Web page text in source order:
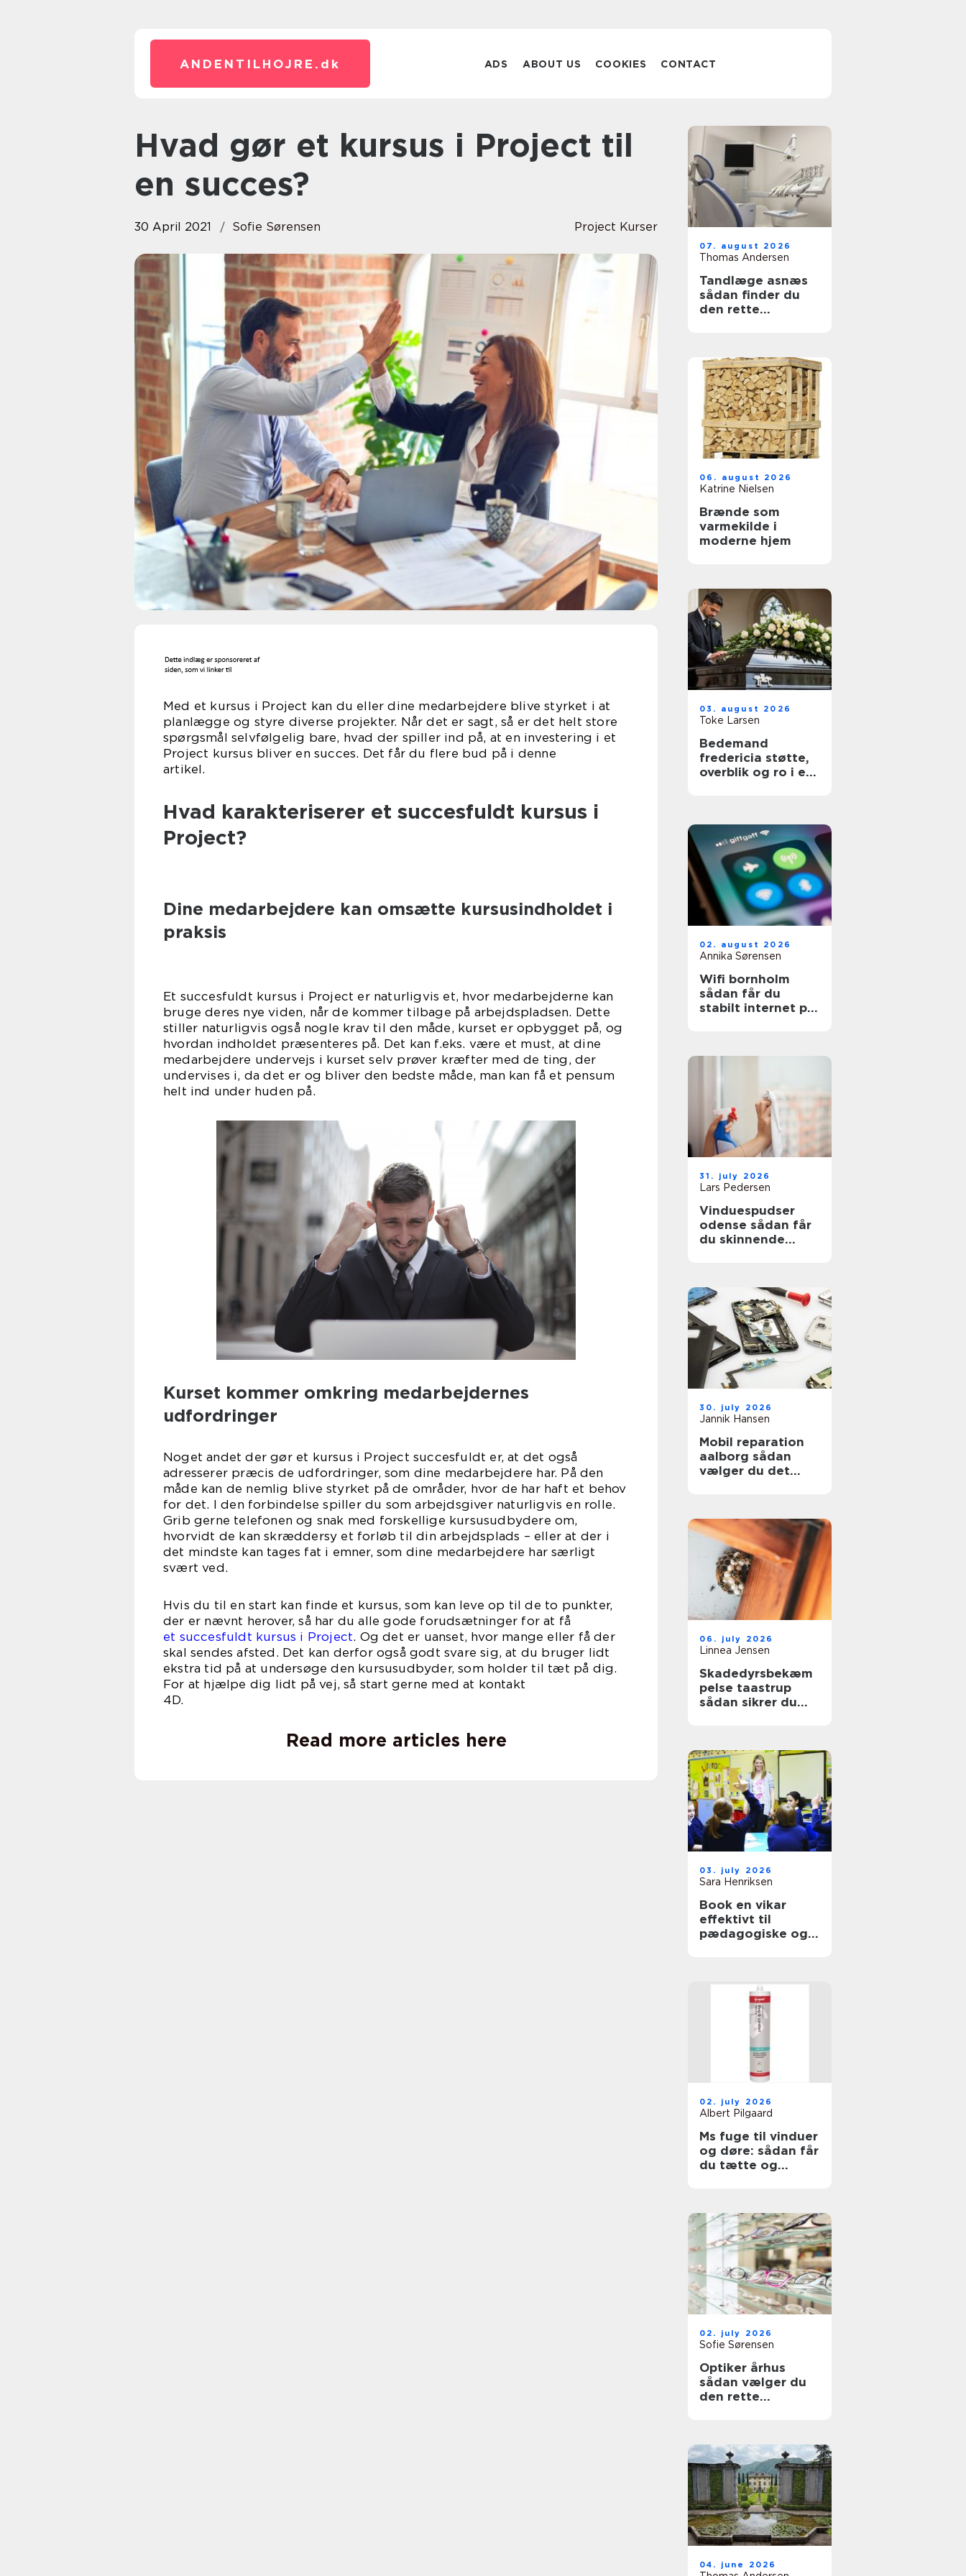
ANDENTILHOJRE. dk ADS ABOUT US COOKIES CONTACT
Hvad gør et kursus i Project til
en succes?
30 April 2021 Sofie Sørensen Project Kurser
Med et kursus i Project kan du eller dine medarbejdere blive styrket i at
planlægge og styre diverse projekter. Når det er sagt, så er det helt store
spørgsmål selvfølgelig bare, hvad der spiller ind på, at en investering i et
Project kursus bliver en succes. Det får du flere bud på i denne
artikel.
Hvad karakteriserer et succesfuldt kursus i
Project?
Dine medarbejdere kan omsætte kursusindholdet i
praksis
Et succesfuldt kursus i Project er naturligvis et, hvor medarbejderne kan
bruge deres nye viden, når de kommer tilbage på arbejdspladsen. Dette
stiller naturligvis også nogle krav til den måde, kurset er opbygget på, og
hvordan indholdet præsenteres på. Det kan f.eks. være et must, at dine
medarbejdere undervejs i kurset selv prøver kræfter med de ting, der
undervises i, da det er og bliver den bedste måde, man kan få et pensum
helt ind under huden på.
Kurset kommer omkring medarbejdernes
udfordringer
Noget andet der gør et kursus i Project succesfuldt er, at det også
adresserer præcis de udfordringer, som dine medarbejdere har. På den
måde kan de nemlig blive styrket på de områder, hvor de har haft et behov
for det. I den forbindelse spiller du som arbejdsgiver naturligvis en rolle.
Grib gerne telefonen og snak med forskellige kursusudbydere om,
hvorvidt de kan skræddersy et forløb til din arbejdsplads – eller at der i
det mindste kan tages fat i emner, som dine medarbejdere har særligt
svært ved.
Hvis du til en start kan finde et kursus, som kan leve op til de to punkter,
der er nævnt herover, så har du alle gode forudsætninger for at få
et succesfuldt kursus i Project. Og det er uanset, hvor mange eller få der
skal sendes afsted. Det kan derfor også godt svare sig, at du bruger lidt
ekstra tid på at undersøge den kursusudbyder, som holder til tæt på dig.
For at hjælpe dig lidt på vej, så start gerne med at kontakt
4D.
Read more articles here
07. august 2026
Thomas Andersen
Tandlæge asnæs
sådan finder du
den rette
06. august 2026
Katrine Nielsen
Brænde som
varmekilde i
moderne hjem
03. august 2026
Toke Larsen
Bedemand
fredericia støtte,
overblik og ro i en
02. august 2026
Annika Sørensen
Wifi bornholm
sådan får du
stabilt internet på
31. july 2026
Lars Pedersen
Vinduespudser
odense sådan får
du skinnende
30. july 2026
Jannik Hansen
Mobil reparation
aalborg sådan
vælger du det
06. july 2026
Linnea Jensen
Skadedyrsbekæm
pelse taastrup
sådan sikrer du
03. july 2026
Sara Henriksen
Book en vikar
effektivt til
pædagogiske og
02. july 2026
Albert Pilgaard
Ms fuge til vinduer
og døre: sådan får
du tætte og
02. july 2026
Sofie Sørensen
Optiker århus
sådan vælger du
den rette
04. june 2026